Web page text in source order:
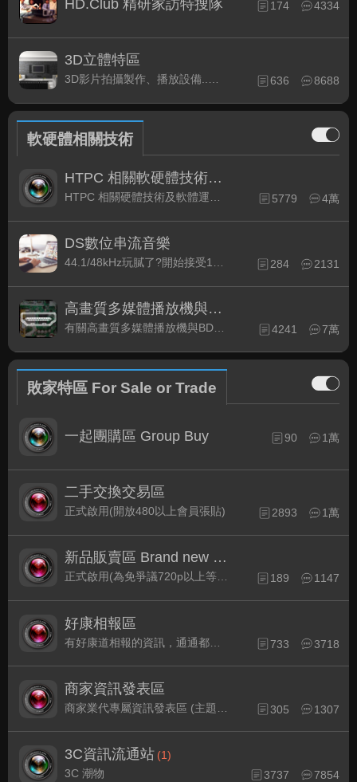
HD.Club 精研家訪特搜隊 174 4334
3D立體特區
3D影片拍攝製作、播放設備..等相關討論 636 8688
軟硬體相關技術
HTPC 相關軟硬體技術及運用
5779 4萬
DS數位串流音樂
284 2131
高畫質多媒體播放機與BD討論區
有關高畫質多媒體播放機與BD相關討論區 4241 7萬
敗家特區 For Sale or Trade
一起團購區 Group Buy 90 1萬
二手交換交易區
正式啟用(開放480以上會員張貼) 2893 1萬
新品販賣區 Brand new Plaza
正式啟用(為免爭議720p以上等級發表限定) 189 1147
好康相報區
733 3718
商家資訊發表區
305 1307
3C資訊流通站 (1)
3C 潮物
3737 7854